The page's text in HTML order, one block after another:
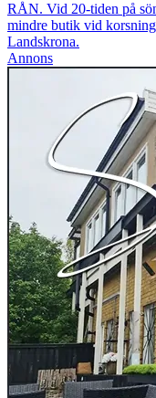
RÅN. Vid 20-tiden på
mindre butik vid
Landskrona.
Annons